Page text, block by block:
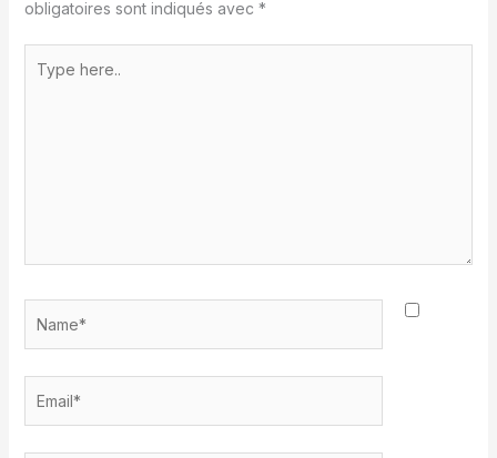
obligatoires sont indiqués avec *
here..